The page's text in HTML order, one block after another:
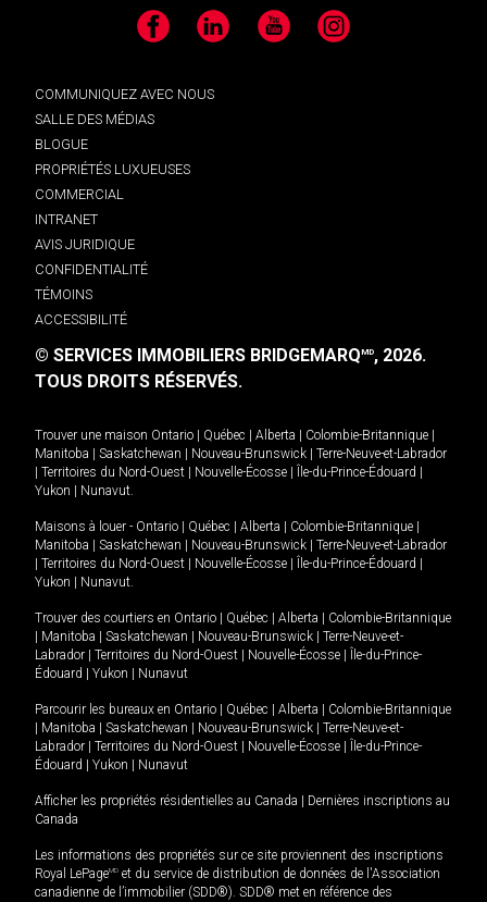
Facebook LinkedIn YouTube Instagram
COMMUNIQUEZ AVEC NOUS
SALLE DES MÉDIAS
BLOGUE
PROPRIÉTÉS LUXUEUSES
COMMERCIAL
INTRANET
AVIS JURIDIQUE
CONFIDENTIALITÉ
TÉMOINS
ACCESSIBILITÉ
© SERVICES IMMOBILIERS BRIDGEMARQMD, 2026.
TOUS DROITS RÉSERVÉS.
Trouver une maison Ontario Québec Alberta Colombie-Britannique
Manitoba
Saskatchewan Nouveau-Brunswick
Terre-Neuve-et-Labrador
Territoires du Nord-Ouest Nouvelle-Écosse Île-du-Prince-Édouard
Yukon
Nunavut.
Maisons à louer - Ontario Québec Alberta Colombie-Britannique
Manitoba
Saskatchewan Nouveau-Brunswick
Terre-Neuve-et-Labrador
Territoires du Nord-Ouest Nouvelle-Écosse Île-du-Prince-Édouard
Yukon
Nunavut.
Trouver des courtiers en Ontario Québec Alberta
Colombie-Britannique
Manitoba Saskatchewan Nouveau-Brunswick
Terre-Neuve-et-
Labrador
Territoires du Nord-Ouest Nouvelle-Écosse
Île-du-Prince-
Édouard
Yukon Nunavut
Parcourir les bureaux en Ontario Québec Alberta
Colombie-Britannique
Manitoba Saskatchewan Nouveau-Brunswick
Terre-Neuve-et-
Labrador
Territoires du Nord-Ouest Nouvelle-Écosse
Île-du-Prince-
Édouard
Yukon Nunavut
Afficher les propriétés résidentielles au Canada
Dernières inscriptions au
Canada
Les informations des propriétés sur ce site proviennent des inscriptions
Royal LePageMD et du service de distribution de données de l'Association
canadienne de l’immobilier (SDD®). SDD® met en référence des